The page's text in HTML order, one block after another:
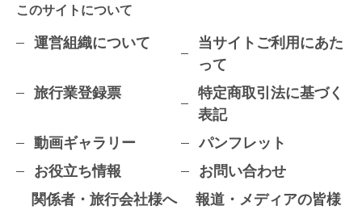
このサイトについて
運営組織について
当サイトご利用にあた
って
旅行業登録票
特定商取引法に基づく
表記
動画ギャラリー
パンフレット
お役立ち情報
お問い合わせ
関係者・旅行会社様へ
報道・メディアの皆様